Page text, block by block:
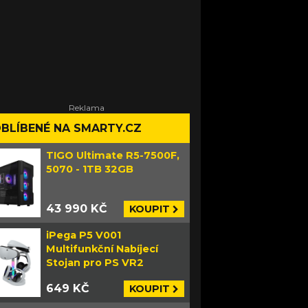
NA SMARTY.CZ
TIGO Ultimate R5-7500F,
5070 - 1TB 32GB
43 990 KČ KOUPIT
iPega P5 V001
Multifunkční Nabíjecí
Stojan pro PS VR2
649 KČ KOUPIT